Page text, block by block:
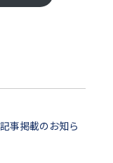
事掲載のお知ら